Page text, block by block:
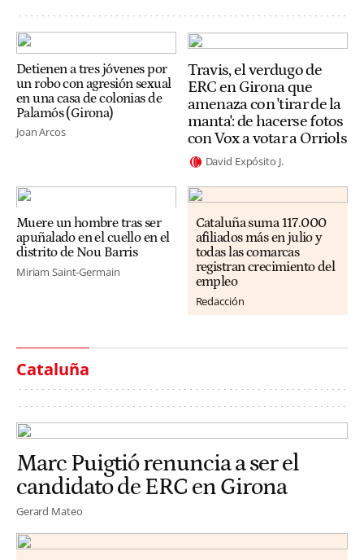
Detienen a tres jóvenes por
un robo con agresión sexual
en una casa de colonias de
Palamós (Girona)
Joan Arcos
Travis, el verdugo de
ERC en Girona que
amenaza con 'tirar de la
manta': de hacerse fotos
con Vox a votar a Orriols
David Expósito J.
Muere un hombre tras ser
apuñalado en el cuello en el
distrito de Nou Barris
Miriam Saint-Germain
Cataluña suma 117.000
afiliados más en julio y
todas las comarcas
registran crecimiento del
empleo
Redacción
Cataluña
Marc Puigtió renuncia a ser el
candidato de ERC en Girona
Gerard Mateo